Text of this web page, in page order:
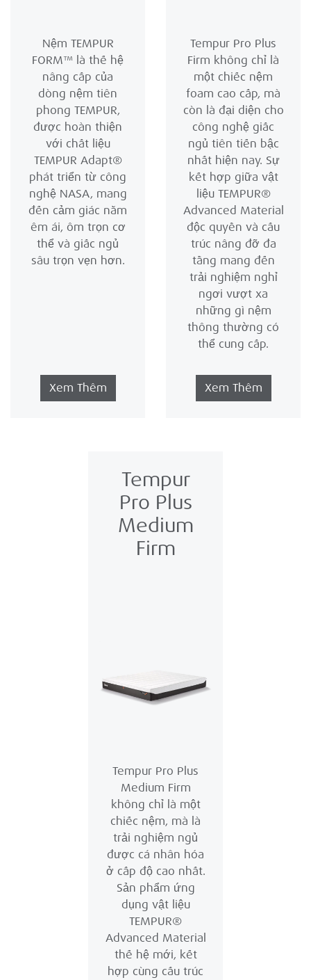
Nệm TEMPUR
FORM™ là thế hệ
nâng cấp của
dòng nệm tiên
phong TEMPUR,
được hoàn thiện
với chất liệu
TEMPUR Adapt®
phát triển từ công
nghệ NASA, mang
đến cảm giác nằm
êm ái, ôm trọn cơ
thể và giấc ngủ
sâu trọn vẹn hơn.
Xem Thêm
Tempur Pro Plus
Firm không chỉ là
một chiếc nệm
foam cao cấp, mà
còn là đại diện cho
công nghệ giấc
ngủ tiên tiến bậc
nhất hiện nay. Sự
kết hợp giữa vật
liệu TEMPUR®
Advanced Material
độc quyền và cấu
trúc nâng đỡ đa
tầng mang đến
trải nghiệm nghỉ
ngơi vượt xa
những gì nệm
thông thường có
thể cung cấp.
Xem Thêm
Tempur
Pro Plus
Medium
Firm
Tempur Pro Plus
Medium Firm
không chỉ là một
chiếc nệm, mà là
trải nghiệm ngủ
được cá nhân hóa
ở cấp độ cao nhất.
Sản phẩm ứng
dụng vật liệu
TEMPUR®
Advanced Material
thế hệ mới, kết
hợp cùng cấu trúc